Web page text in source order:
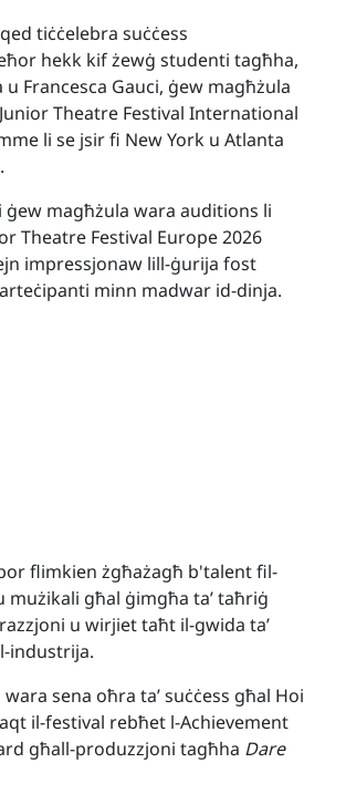
tiċċelebra suċċess
hekk kif żewġ studenti tagħha,
u Francesca Gauci, ġew magħżula
Theatre Festival International
li se jsir fi New York u Atlanta
magħżula wara auditions li
Theatre Festival Europe 2026
impressjonaw lill-ġurija fost
minn madwar id-dinja.
flimkien żgħażagħ b'talent fil-
mużikali għal ġimgħa ta’ taħriġ
u wirjiet taħt il-gwida ta’
industrija.
sena oħra ta’ suċċess għal Hoi
il-festival rebħet l-Achievement
għall-produzzjoni tagħha Dare